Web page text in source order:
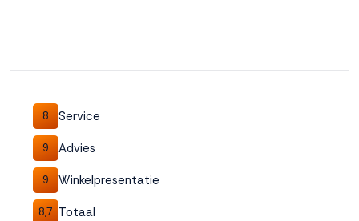
8 Service
9 Advies
9 Winkelpresentatie
8,7 Totaal